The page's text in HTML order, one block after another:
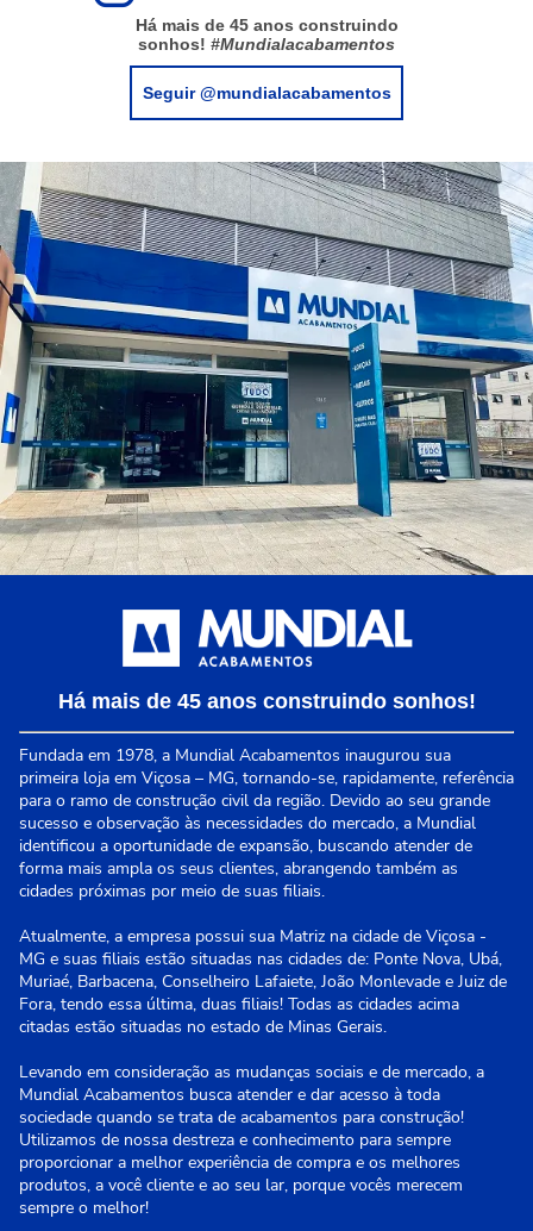
Há mais de 45 anos construindo
sonhos! #Mundialacabamentos
Seguir @mundialacabamentos
Há mais de 45 anos construindo sonhos!
Fundada em 1978, a Mundial Acabamentos inaugurou sua
primeira loja em Viçosa – MG, tornando-se, rapidamente, referência
para o ramo de construção civil da região. Devido ao seu grande
sucesso e observação às necessidades do mercado, a Mundial
identificou a oportunidade de expansão, buscando atender de
forma mais ampla os seus clientes, abrangendo também as
cidades próximas por meio de suas filiais.
Atualmente, a empresa possui sua Matriz na cidade de Viçosa -
MG e suas filiais estão situadas nas cidades de: Ponte Nova, Ubá,
Muriaé, Barbacena, Conselheiro Lafaiete, João Monlevade e Juiz de
Fora, tendo essa última, duas filiais! Todas as cidades acima
citadas estão situadas no estado de Minas Gerais.
Levando em consideração as mudanças sociais e de mercado, a
Mundial Acabamentos busca atender e dar acesso à toda
sociedade quando se trata de acabamentos para construção!
Utilizamos de nossa destreza e conhecimento para sempre
proporcionar a melhor experiência de compra e os melhores
produtos, a você cliente e ao seu lar, porque vocês merecem
sempre o melhor!